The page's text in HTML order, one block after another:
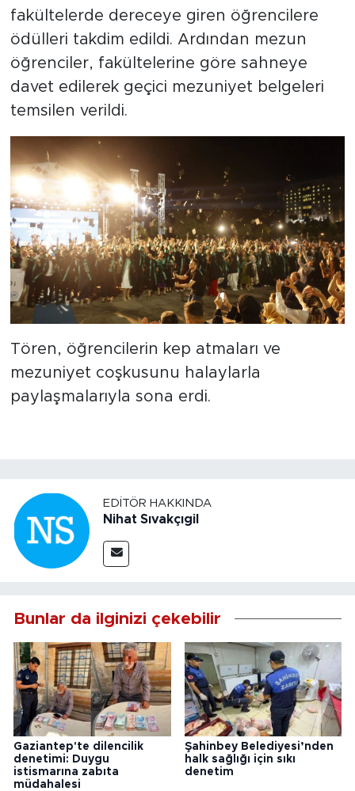
fakültelerde dereceye giren öğrencilere
ödülleri takdim edildi. Ardından mezun
öğrenciler, fakültelerine göre sahneye
davet edilerek geçici mezuniyet belgeleri
temsilen verildi.
Tören, öğrencilerin kep atmaları ve
mezuniyet coşkusunu halaylarla
paylaşmalarıyla sona erdi.
EDITÖR HAKKINDA
Nihat Sıvakçıgil
Bunlar da ilginizi çekebilir
Gaziantep'te dilencilik
denetimi: Duygu
istismarına zabıta
müdahalesi
Şahinbey Belediyesi’nden
halk sağlığı için sıkı
denetim